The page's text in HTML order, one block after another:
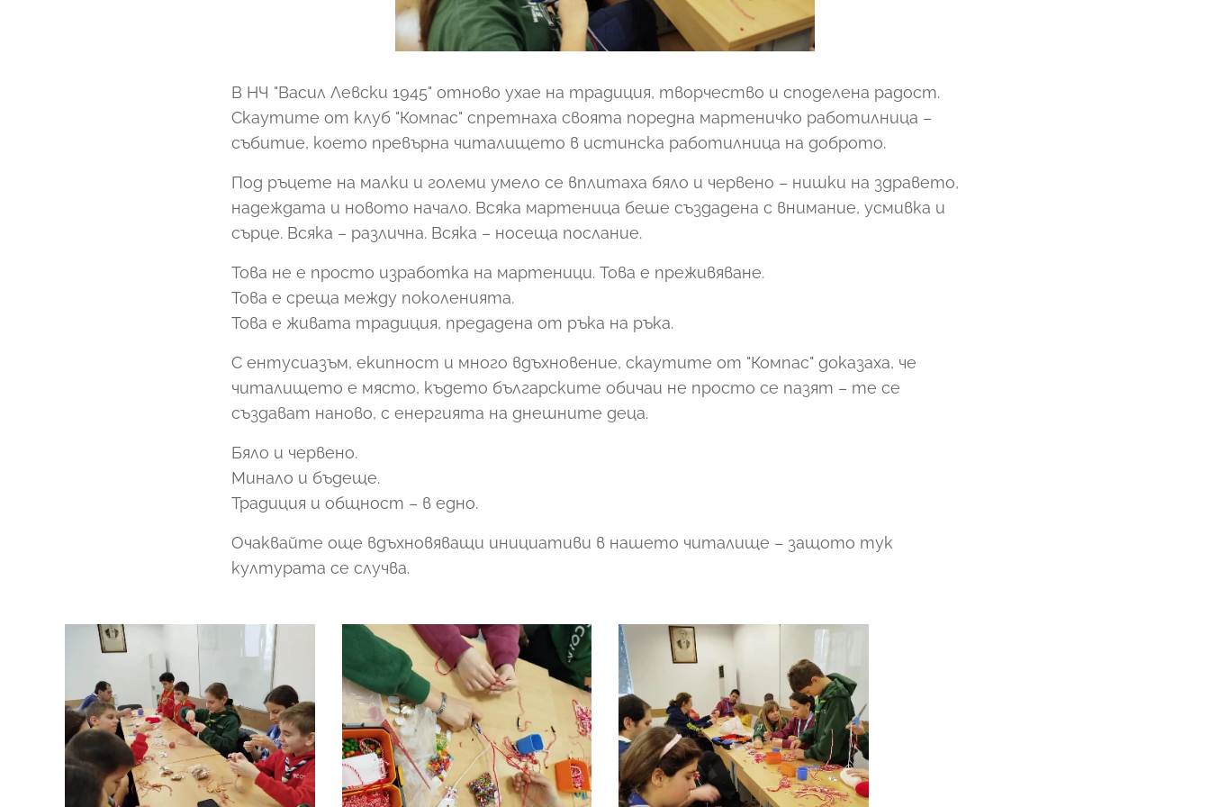
В НЧ "Васил Левски 1945" отново ухае на традиция, творчество и споделена радост.
Скаутите от клуб "Компас" спретнаха своята поредна мартеничко работилница –
събитие, което превърна читалището в истинска работилница на доброто.
Под ръцете на малки и големи умело се вплитаха бяло и червено – нишки на здравето,
надеждата и новото начало. Всяка мартеница беше създадена с внимание, усмивка и
сърце. Всяка – различна. Всяка – носеща послание.
Това не е просто изработка на мартеници. Това е преживяване.
Това е среща между поколенията.
Това е живата традиция, предадена от ръка на ръка.
С ентусиазъм, екипност и много вдъхновение, скаутите от "Компас" доказаха, че
читалището е място, където българските обичаи не просто се пазят – те се
създават наново, с енергията на днешните деца.
Бяло и червено.
Минало и бъдеще.
Традиция и общност – в едно.
Очаквайте още вдъхновяващи инициативи в нашето читалище – защото тук
културата се случва.